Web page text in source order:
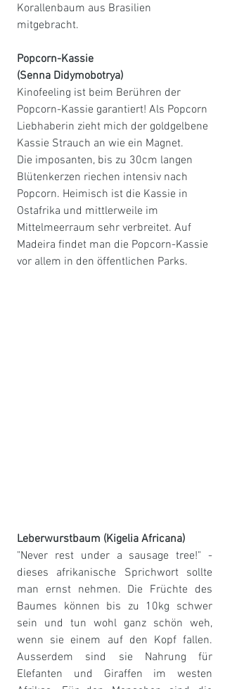
Korallenbaum aus Brasilien
mitgebracht.
Popcorn-Kassie
(Senna Didymobotrya)
Kinofeeling ist beim Berühren der
Popcorn-Kassie garantiert! Als Popcorn
Liebhaberin zieht mich der goldgelbene
Kassie Strauch an wie ein Magnet.
Die imposanten, bis zu 30cm langen
Blütenkerzen riechen intensiv nach
Popcorn. Heimisch ist die Kassie in
Ostafrika und mittlerweile im
Mittelmeerraum sehr verbreitet. Auf
Madeira findet man die Popcorn-Kassie
vor allem in den öffentlichen Parks.
Leberwurstbaum (Kigelia Africana)
"Never rest under a sausage tree!" -
dieses afrikanische Sprichwort sollte
man ernst nehmen. Die Früchte des
Baumes können bis zu 10kg schwer
sein und tun wohl ganz schön weh,
wenn sie einem auf den Kopf fallen.
Ausserdem sind sie Nahrung für
Elefanten und Giraffen im westen